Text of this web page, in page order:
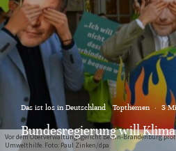
Vor dem Oberverwaltungsgericht Berlin-Brandenburg
Umwelthilfe. Foto: Paul Zinken/dpa
Das ist los in Deutschland Topthemen · 3
Bundesregierung will